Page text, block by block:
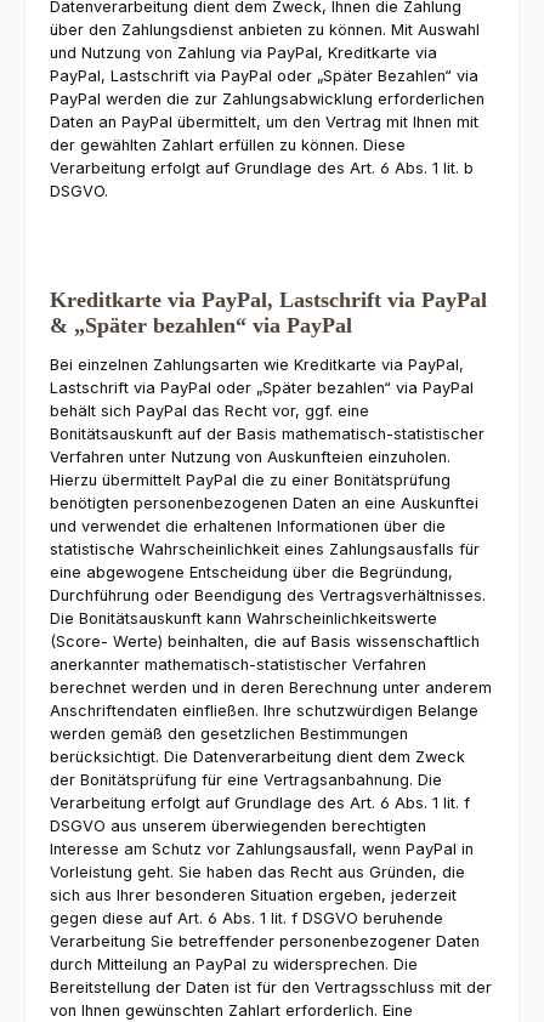
Datenverarbeitung dient dem Zweck, Ihnen die Zahlung
über den Zahlungsdienst anbieten zu können. Mit Auswahl
und Nutzung von Zahlung via PayPal, Kreditkarte via
PayPal, Lastschrift via PayPal oder „Später Bezahlen“ via
PayPal werden die zur Zahlungsabwicklung erforderlichen
Daten an PayPal übermittelt, um den Vertrag mit Ihnen mit
der gewählten Zahlart erfüllen zu können. Diese
Verarbeitung erfolgt auf Grundlage des Art. 6 Abs. 1 lit. b
DSGVO.
Kreditkarte via PayPal, Lastschrift via PayPal
& „Später bezahlen“ via PayPal
Bei einzelnen Zahlungsarten wie Kreditkarte via PayPal,
Lastschrift via PayPal oder „Später bezahlen“ via PayPal
behält sich PayPal das Recht vor, ggf. eine
Bonitätsauskunft auf der Basis mathematisch-statistischer
Verfahren unter Nutzung von Auskunfteien einzuholen.
Hierzu übermittelt PayPal die zu einer Bonitätsprüfung
benötigten personenbezogenen Daten an eine Auskunftei
und verwendet die erhaltenen Informationen über die
statistische Wahrscheinlichkeit eines Zahlungsausfalls für
eine abgewogene Entscheidung über die Begründung,
Durchführung oder Beendigung des Vertragsverhältnisses.
Die Bonitätsauskunft kann Wahrscheinlichkeitswerte
(Score- Werte) beinhalten, die auf Basis wissenschaftlich
anerkannter mathematisch-statistischer Verfahren
berechnet werden und in deren Berechnung unter anderem
Anschriftendaten einfließen. Ihre schutzwürdigen Belange
werden gemäß den gesetzlichen Bestimmungen
berücksichtigt. Die Datenverarbeitung dient dem Zweck
der Bonitätsprüfung für eine Vertragsanbahnung. Die
Verarbeitung erfolgt auf Grundlage des Art. 6 Abs. 1 lit. f
DSGVO aus unserem überwiegenden berechtigten
Interesse am Schutz vor Zahlungsausfall, wenn PayPal in
Vorleistung geht. Sie haben das Recht aus Gründen, die
sich aus Ihrer besonderen Situation ergeben, jederzeit
gegen diese auf Art. 6 Abs. 1 lit. f DSGVO beruhende
Verarbeitung Sie betreffender personenbezogener Daten
durch Mitteilung an PayPal zu widersprechen. Die
Bereitstellung der Daten ist für den Vertragsschluss mit der
von Ihnen gewünschten Zahlart erforderlich. Eine